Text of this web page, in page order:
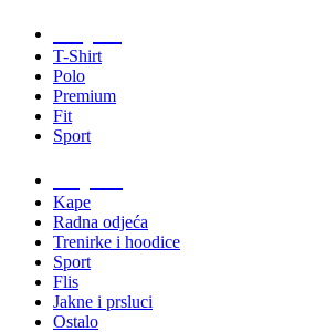
T-Shirt
Polo
Premium
Fit
Sport
Kape
Radna odjeća
Trenirke i hoodice
Sport
Flis
Jakne i prsluci
Ostalo